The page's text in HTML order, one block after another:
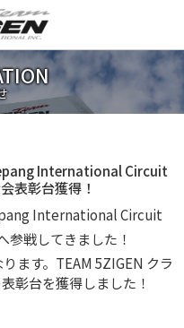
International Circuit
表彰台獲得！
International Circuit
参戦してきました！
ます。TEAM 5ZIGEN クラ
彰台を獲得しました！